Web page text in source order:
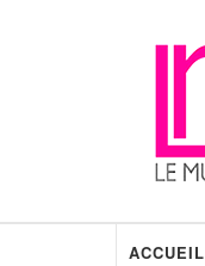
ACCUEIL